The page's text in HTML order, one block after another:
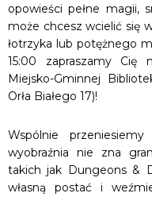
opowieści pełne magii,
może chcesz wcielić się
łotrzyka lub potężnego
15:00 zapraszamy
Miejsko-Gminnej
Orła Białego 17)!
Wspólnie
wyobraźnia nie zna
takich jak Dungeons &
własną postać i